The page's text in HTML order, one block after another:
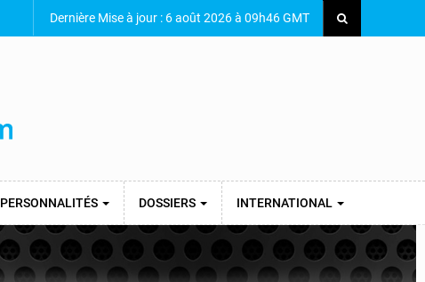
Dernière Mise à jour : 6 août 2026 à 09h46 GMT
PERSONNALITÉS DOSSIERS INTERNATIONAL